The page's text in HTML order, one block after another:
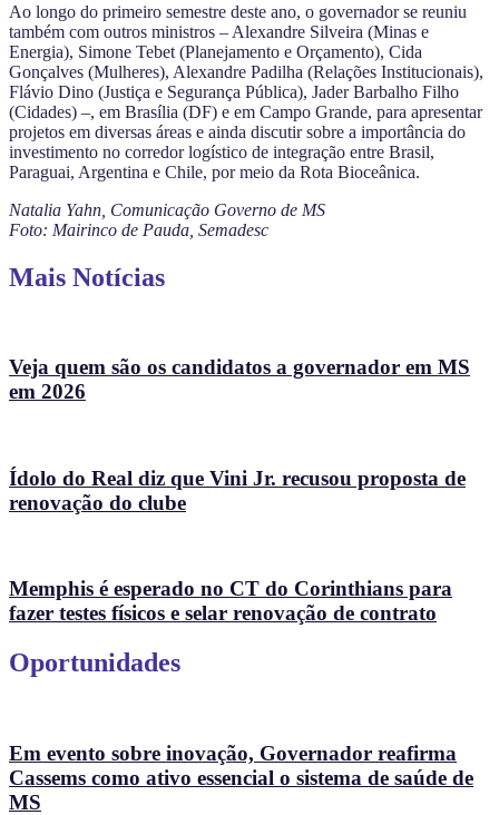
Ao longo do primeiro semestre deste ano, o governador se reuniu
também com outros ministros – Alexandre Silveira (Minas e
Energia), Simone Tebet (Planejamento e Orçamento), Cida
Gonçalves (Mulheres), Alexandre Padilha (Relações Institucionais),
Flávio Dino (Justiça e Segurança Pública), Jader Barbalho Filho
(Cidades) –, em Brasília (DF) e em Campo Grande, para apresentar
projetos em diversas áreas e ainda discutir sobre a importância do
investimento no corredor logístico de integração entre Brasil,
Paraguai, Argentina e Chile, por meio da Rota Bioceânica.
Natalia Yahn, Comunicação Governo de MS
Foto: Mairinco de Pauda, Semadesc
Mais Notícias
Veja quem são os candidatos a governador em MS
em 2026
Ídolo do Real diz que Vini Jr. recusou proposta de
renovação do clube
Memphis é esperado no CT do Corinthians para
fazer testes físicos e selar renovação de contrato
Oportunidades
Em evento sobre inovação, Governador reafirma
Cassems como ativo essencial o sistema de saúde de
MS